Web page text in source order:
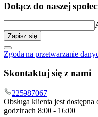
Dołącz do naszej
Zapisz się
Zgoda na przetwarzanie
Skontaktuj się z nami
225987067
Obsługa klienta jest
godzinach 8:00 - 16:00